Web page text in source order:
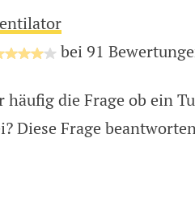
bei 91
häufig die Frage ob ein
Diese Frage